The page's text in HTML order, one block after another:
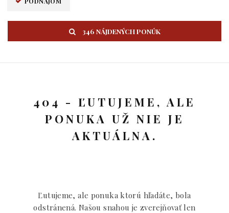
346 NÁJDENÝCH PONÚK
404 - ĽUTUJEME, ALE
PONUKA UŽ NIE JE
AKTUÁLNA.
Ľutujeme, ale ponuka ktorú hľadáte, bola
odstránená. Našou snahou je zverejňovať len